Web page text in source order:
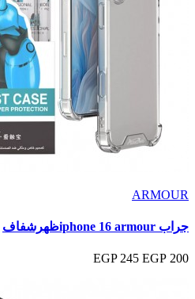
ARMOUR
جراب iphone 16 armourظهرشفاف
200 EGP
245 EGP